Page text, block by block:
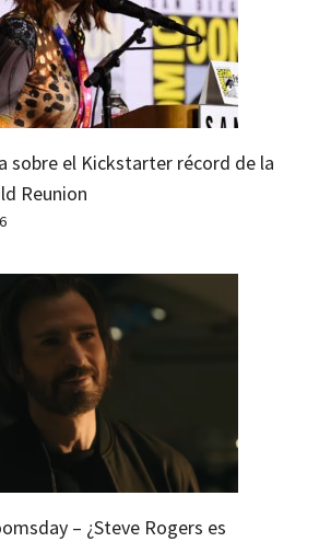
sobre el Kickstarter récord de la
Reunion
– ¿Steve Rogers es